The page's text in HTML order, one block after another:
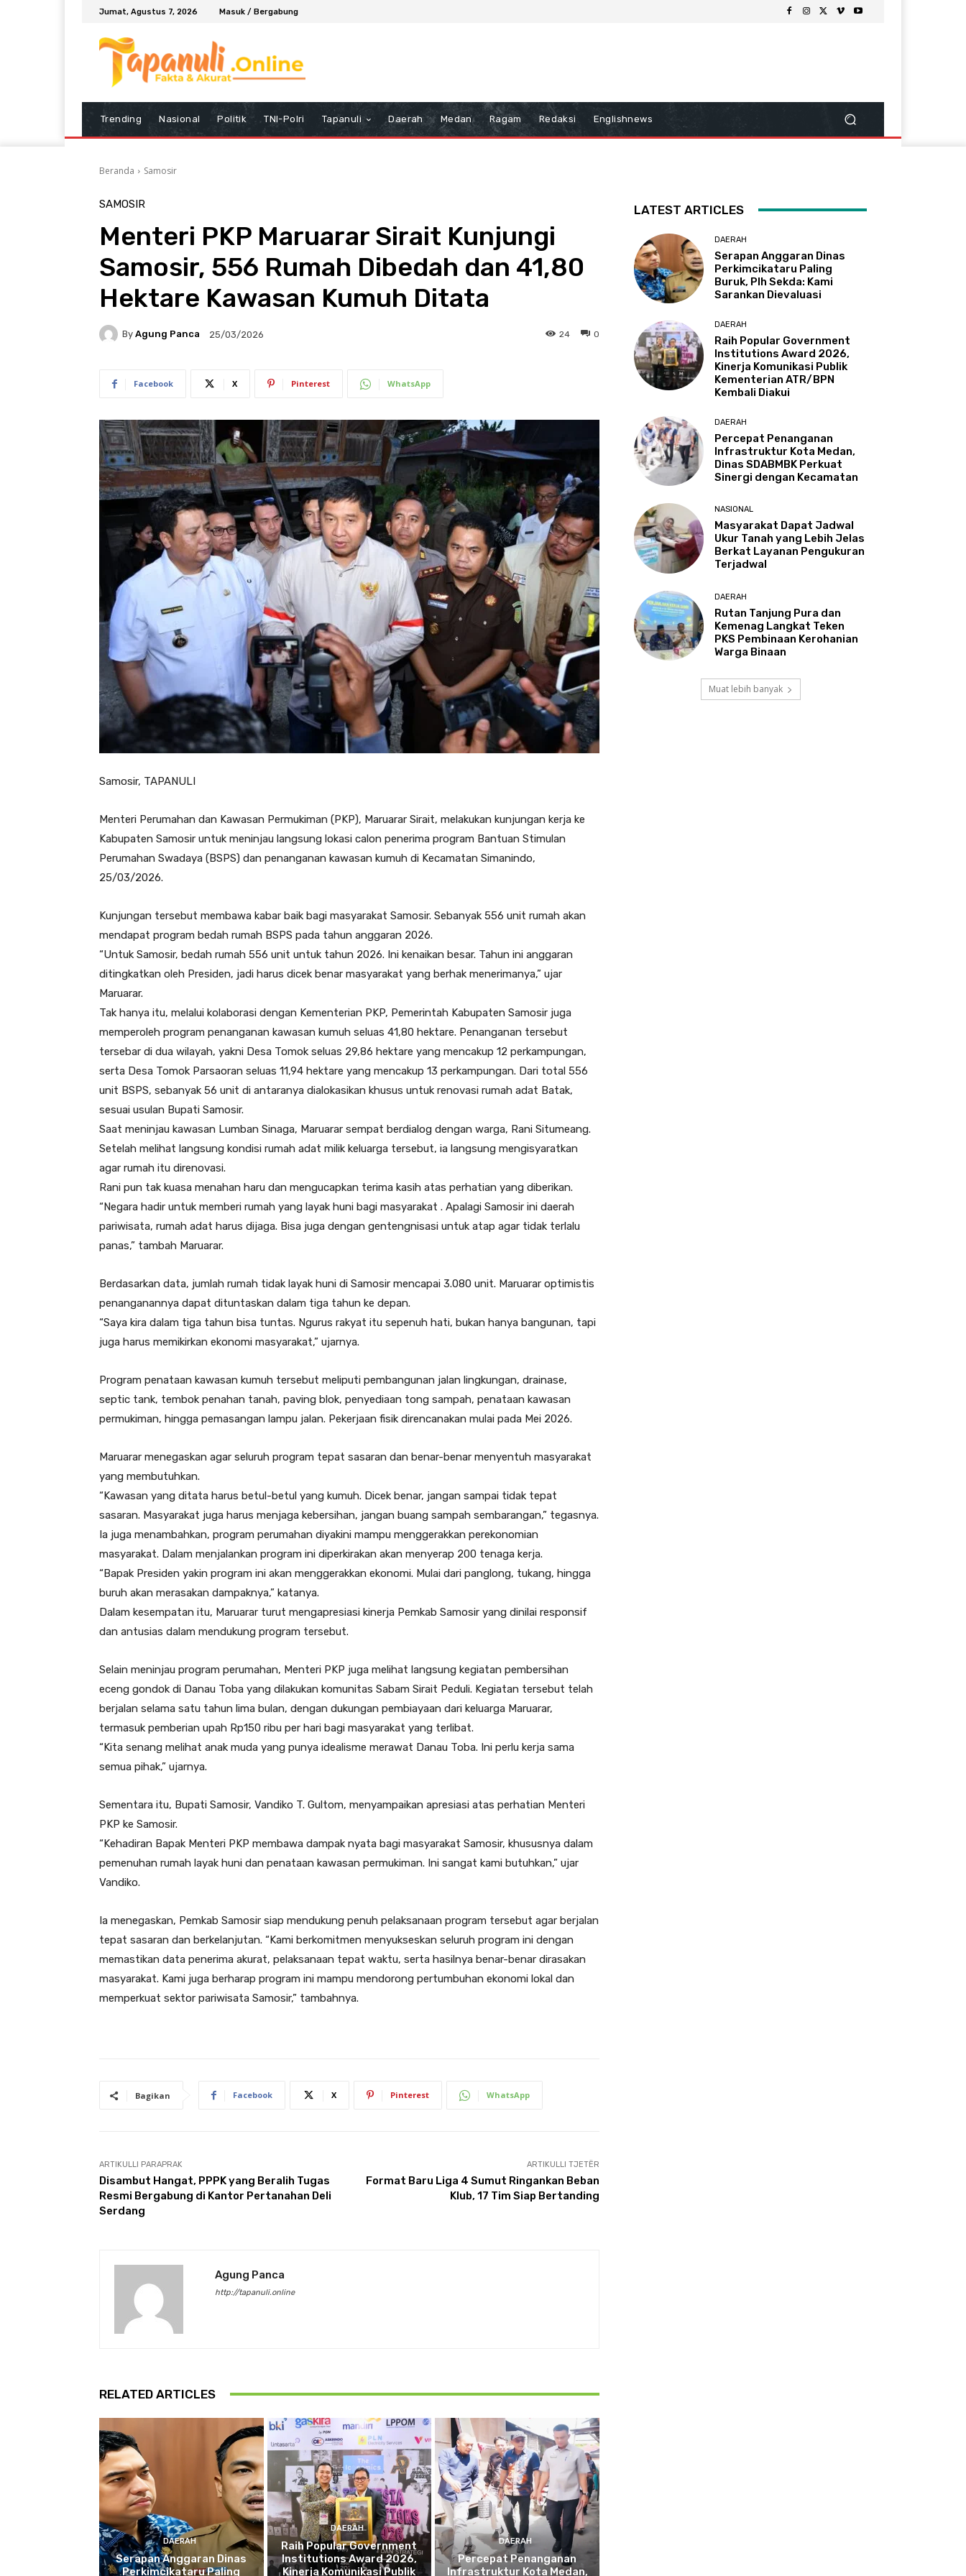
Jumat, Agustus 7, 2026 Masuk / Bergabung
Trending Nasional Politik TNI-Polri Tapanuli Daerah Medan Ragam Redaksi Englishnews
Beranda Samosir
SAMOSIR
Menteri PKP Maruarar Sirait Kunjungi
Samosir, 556 Rumah Dibedah dan 41,80
Hektare Kawasan Kumuh Ditata
By Agung Panca 25/03/2026 0
24
Facebook X Pinterest WhatsApp
Samosir, TAPANULI
Menteri Perumahan dan Kawasan Permukiman (PKP), Maruarar Sirait, melakukan kunjungan kerja ke
Kabupaten Samosir untuk meninjau langsung lokasi calon penerima program Bantuan Stimulan
Perumahan Swadaya (BSPS) dan penanganan kawasan kumuh di Kecamatan Simanindo,
25/03/2026.
Kunjungan tersebut membawa kabar baik bagi masyarakat Samosir. Sebanyak 556 unit rumah akan
mendapat program bedah rumah BSPS pada tahun anggaran 2026.
“Untuk Samosir, bedah rumah 556 unit untuk tahun 2026. Ini kenaikan besar. Tahun ini anggaran
ditingkatkan oleh Presiden, jadi harus dicek benar masyarakat yang berhak menerimanya,” ujar
Maruarar.
Tak hanya itu, melalui kolaborasi dengan Kementerian PKP, Pemerintah Kabupaten Samosir juga
memperoleh program penanganan kawasan kumuh seluas 41,80 hektare. Penanganan tersebut
tersebar di dua wilayah, yakni Desa Tomok seluas 29,86 hektare yang mencakup 12 perkampungan,
serta Desa Tomok Parsaoran seluas 11,94 hektare yang mencakup 13 perkampungan. Dari total 556
unit BSPS, sebanyak 56 unit di antaranya dialokasikan khusus untuk renovasi rumah adat Batak,
sesuai usulan Bupati Samosir.
Saat meninjau kawasan Lumban Sinaga, Maruarar sempat berdialog dengan warga, Rani Situmeang.
Setelah melihat langsung kondisi rumah adat milik keluarga tersebut, ia langsung mengisyaratkan
agar rumah itu direnovasi.
Rani pun tak kuasa menahan haru dan mengucapkan terima kasih atas perhatian yang diberikan.
“Negara hadir untuk memberi rumah yang layak huni bagi masyarakat . Apalagi Samosir ini daerah
pariwisata, rumah adat harus dijaga. Bisa juga dengan gentengnisasi untuk atap agar tidak terlalu
panas,” tambah Maruarar.
Berdasarkan data, jumlah rumah tidak layak huni di Samosir mencapai 3.080 unit. Maruarar optimistis
penanganannya dapat dituntaskan dalam tiga tahun ke depan.
“Saya kira dalam tiga tahun bisa tuntas. Ngurus rakyat itu sepenuh hati, bukan hanya bangunan, tapi
juga harus memikirkan ekonomi masyarakat,” ujarnya.
Program penataan kawasan kumuh tersebut meliputi pembangunan jalan lingkungan, drainase,
septic tank, tembok penahan tanah, paving blok, penyediaan tong sampah, penataan kawasan
permukiman, hingga pemasangan lampu jalan. Pekerjaan fisik direncanakan mulai pada Mei 2026.
Maruarar menegaskan agar seluruh program tepat sasaran dan benar-benar menyentuh masyarakat
yang membutuhkan.
“Kawasan yang ditata harus betul-betul yang kumuh. Dicek benar, jangan sampai tidak tepat
sasaran. Masyarakat juga harus menjaga kebersihan, jangan buang sampah sembarangan,” tegasnya.
Ia juga menambahkan, program perumahan diyakini mampu menggerakkan perekonomian
masyarakat. Dalam menjalankan program ini diperkirakan akan menyerap 200 tenaga kerja.
“Bapak Presiden yakin program ini akan menggerakkan ekonomi. Mulai dari panglong, tukang, hingga
buruh akan merasakan dampaknya,” katanya.
Dalam kesempatan itu, Maruarar turut mengapresiasi kinerja Pemkab Samosir yang dinilai responsif
dan antusias dalam mendukung program tersebut.
Selain meninjau program perumahan, Menteri PKP juga melihat langsung kegiatan pembersihan
eceng gondok di Danau Toba yang dilakukan komunitas Sabam Sirait Peduli. Kegiatan tersebut telah
berjalan selama satu tahun lima bulan, dengan dukungan pembiayaan dari keluarga Maruarar,
termasuk pemberian upah Rp150 ribu per hari bagi masyarakat yang terlibat.
“Kita senang melihat anak muda yang punya idealisme merawat Danau Toba. Ini perlu kerja sama
semua pihak,” ujarnya.
Sementara itu, Bupati Samosir, Vandiko T. Gultom, menyampaikan apresiasi atas perhatian Menteri
PKP ke Samosir.
“Kehadiran Bapak Menteri PKP membawa dampak nyata bagi masyarakat Samosir, khususnya dalam
pemenuhan rumah layak huni dan penataan kawasan permukiman. Ini sangat kami butuhkan,” ujar
Vandiko.
Ia menegaskan, Pemkab Samosir siap mendukung penuh pelaksanaan program tersebut agar berjalan
tepat sasaran dan berkelanjutan. “Kami berkomitmen menyukseskan seluruh program ini dengan
memastikan data penerima akurat, pelaksanaan tepat waktu, serta hasilnya benar-benar dirasakan
masyarakat. Kami juga berharap program ini mampu mendorong pertumbuhan ekonomi lokal dan
memperkuat sektor pariwisata Samosir,” tambahnya.
Bagikan Facebook X Pinterest WhatsApp
ARTIKULLI PARAPRAK
Disambut Hangat, PPPK yang Beralih Tugas
Resmi Bergabung di Kantor Pertanahan Deli
Serdang
ARTIKULLI TJETËR
Format Baru Liga 4 Sumut Ringankan Beban
Klub, 17 Tim Siap Bertanding
Agung Panca
http://tapanuli.online
RELATED ARTICLES
DAERAH
Serapan Anggaran Dinas
Perkimcikataru Paling
DAERAH
Raih Popular Government
Institutions Award 2026,
Kinerja Komunikasi Publik
DAERAH
Percepat Penanganan
Infrastruktur Kota Medan,
LATEST ARTICLES
DAERAH
Serapan Anggaran Dinas
Perkimcikataru Paling
Buruk, Plh Sekda: Kami
Sarankan Dievaluasi
DAERAH
Raih Popular Government
Institutions Award 2026,
Kinerja Komunikasi Publik
Kementerian ATR/BPN
Kembali Diakui
DAERAH
Percepat Penanganan
Infrastruktur Kota Medan,
Dinas SDABMBK Perkuat
Sinergi dengan Kecamatan
NASIONAL
Masyarakat Dapat Jadwal
Ukur Tanah yang Lebih Jelas
Berkat Layanan Pengukuran
Terjadwal
DAERAH
Rutan Tanjung Pura dan
Kemenag Langkat Teken
PKS Pembinaan Kerohanian
Warga Binaan
Muat lebih banyak